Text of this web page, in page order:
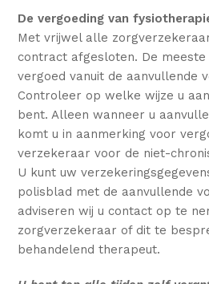
De vergoeding van
Met vrijwel alle
contract afgesloten. De
vergoed vanuit de aanvullende
Controleer op welke wijze u
bent. Alleen wanneer u
komt u in aanmerking voor
verzekeraar voor de niet-
U kunt uw
polisblad met de aanvullende
adviseren wij u contact op te
zorgverzekeraar of dit te
behandelend therapeut.